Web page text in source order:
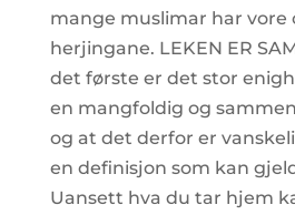
mange muslimar har vore
herjingane. LEKEN ER
det første er det stor
en mangfoldig og
og at det derfor er
en definisjon som kan
Uansett hva du tar hjem